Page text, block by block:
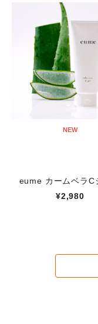
NEW
eume カームベラC
¥2,980